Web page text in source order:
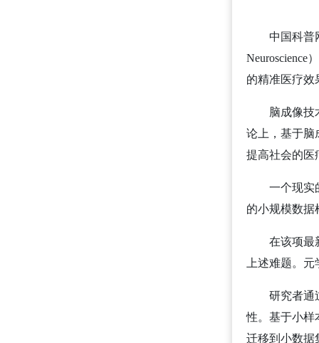
中国科普
Neuroscience
的精准医疗效
脑成像技
论上，基于脑
提高社会的医
一个现实
的小规模数据
在该项最
上述难题。
研究者通
性。基于小样
迁移到小数据